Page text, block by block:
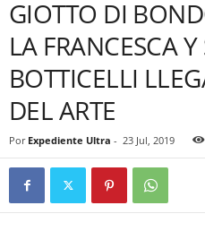
GIOTTO DI
LA FRANCESCA
BOTTICELLI
DEL ARTE
Por Expediente Ultra - 23 Jul, 2019